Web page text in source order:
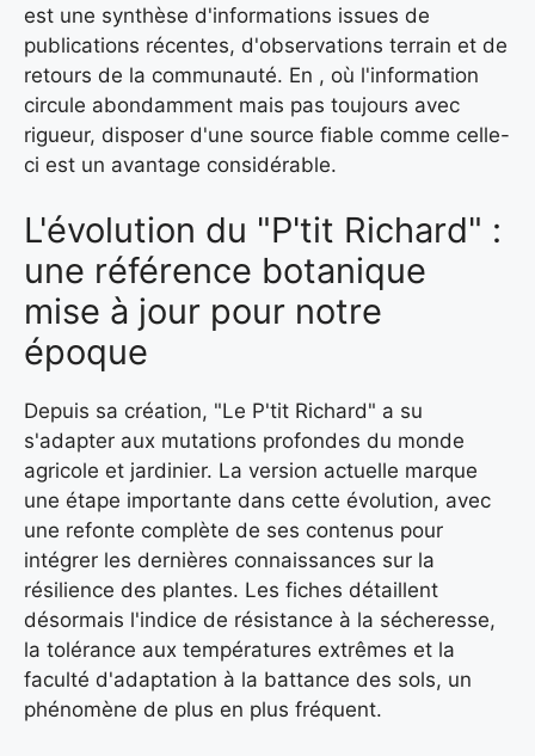
est une synthèse d'informations issues de
publications récentes, d'observations terrain et de
retours de la communauté. En , où l'information
circule abondamment mais pas toujours avec
rigueur, disposer d'une source fiable comme celle-
ci est un avantage considérable.
L'évolution du "P'tit Richard" :
une référence botanique
mise à jour pour notre
époque
Depuis sa création, "Le P'tit Richard" a su
s'adapter aux mutations profondes du monde
agricole et jardinier. La version actuelle marque
une étape importante dans cette évolution, avec
une refonte complète de ses contenus pour
intégrer les dernières connaissances sur la
résilience des plantes. Les fiches détaillent
désormais l'indice de résistance à la sécheresse,
la tolérance aux températures extrêmes et la
faculté d'adaptation à la battance des sols, un
phénomène de plus en plus fréquent.